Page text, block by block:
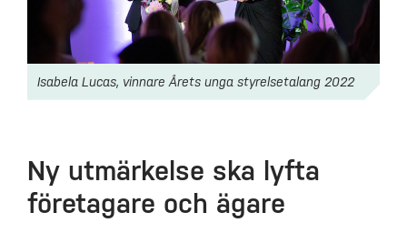
Isabela Lucas, vinnare Årets unga styrelsetalang 2022
Ny utmärkelse ska lyfta
företagare och ägare